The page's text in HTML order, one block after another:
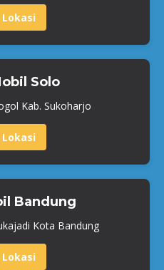
Solo
Kab. Sukoharjo
Bandung
Kota Bandung